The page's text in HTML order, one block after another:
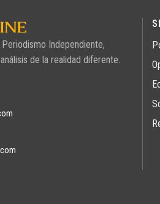
Independiente,
de la realidad diferente.